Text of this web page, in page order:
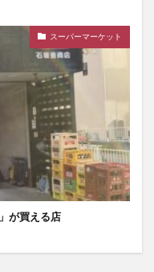
スーパーマーケット
が買える店